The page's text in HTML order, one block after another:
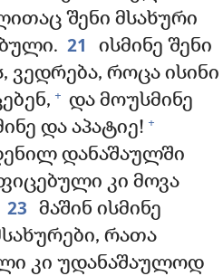
შენი მსახური
21
ისმინე შენი
ვედრება, როცა ისინი
+ და მოუსმინე
და აპატიე! +
დანაშაულში
კი მოვა
23
მაშინ ისმინე
რათა
კი უდანაშაულოდ